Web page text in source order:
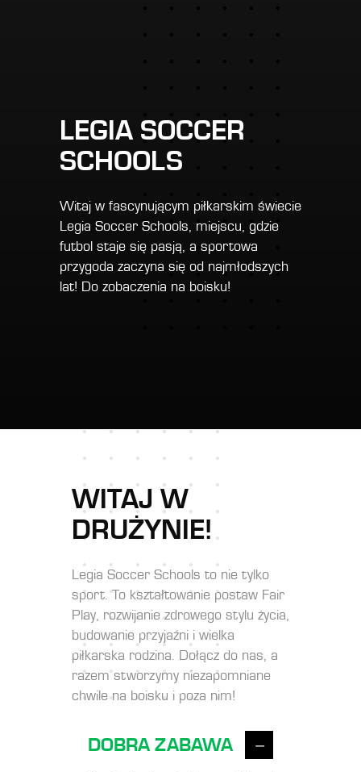
LEGIA SOCCER
SCHOOLS
Witaj w fascynującym piłkarskim świecie
Legia Soccer Schools, miejscu, gdzie
futbol staje się pasją, a sportowa
przygoda zaczyna się od najmłodszych
lat! Do zobaczenia na boisku!
WITAJ W
DRUŻYNIE!
Legia Soccer Schools to nie tylko
sport. To kształtowanie postaw Fair
Play, rozwijanie zdrowego stylu życia,
budowanie przyjaźni i wielka
piłkarska rodzina. Dołącz do nas, a
razem stworzymy niezapomniane
chwile na boisku i poza nim!
DOBRA ZABAWA